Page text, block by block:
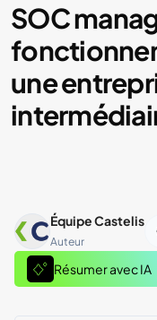
SOC
une
Équipe Castelis
Auteur
Résumer avec IA